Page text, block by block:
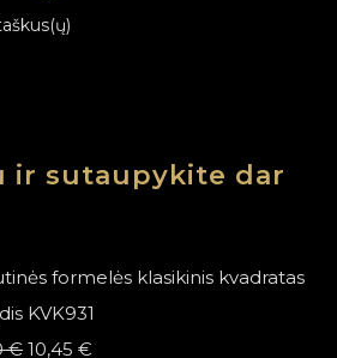
ir sutaupykite dar
formelės klasikinis kvadratas
KVK931
€ Original
10,45 €